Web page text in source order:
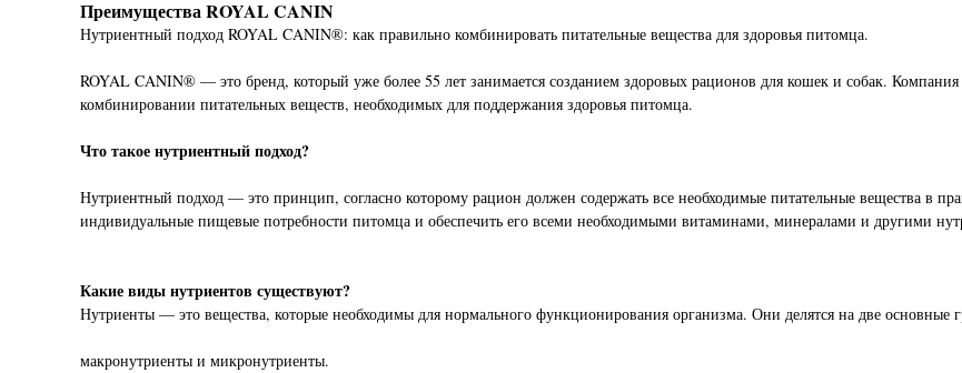
Преимущества ROYAL CANIN
Нутриентный подход ROYAL CANIN®: как правильно комбинировать питательные вещества для здоровья питомца.
ROYAL CANIN® — это бренд, который уже более 55 лет занимается созданием здоровых рационов для кошек и собак.
комбинировании питательных веществ, необходимых для поддержания здоровья питомца.
Что такое нутриентный подход?
Нутриентный подход — это принцип, согласно которому рацион должен содержать все необходимые питательные вещества в
индивидуальные пищевые потребности питомца и обеспечить его всеми необходимыми витаминами, минералами и другими
Какие виды нутриентов существуют?
Нутриенты — это вещества, которые необходимы для нормального функционирования организма. Они делятся на две основные
макронутриенты и микронутриенты.